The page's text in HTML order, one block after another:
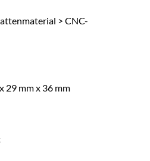
> CNC-
29 mm x 36 mm